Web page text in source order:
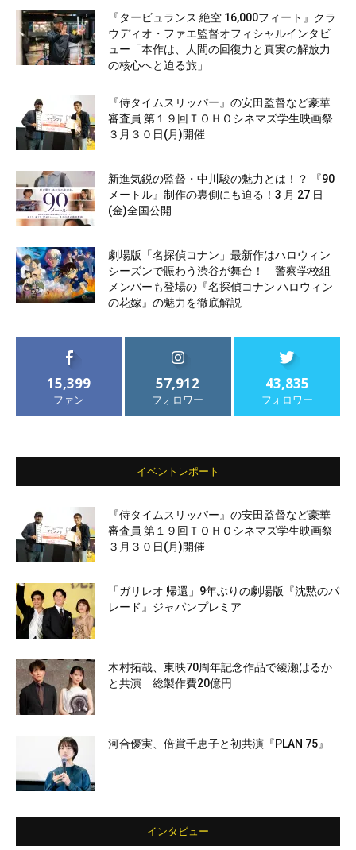
『タービュランス 絶空 16,000フィート』クラ
ウディオ・ファエ監督オフィシャルインタビ
ュー「本作は、人間の回復力と真実の解放力
の核心へと迫る旅」
『侍タイムスリッパー』の安田監督など豪華
審査員 第１９回ＴＯＨＯシネマズ学生映画祭
３月３０日(月)開催
新進気鋭の監督・中川駿の魅力とは！？ 『90
メートル』制作の裏側にも迫る！3 月 27 日
(金)全国公開
劇場版「名探偵コナン」最新作はハロウィン
シーズンで賑わう渋谷が舞台！ 警察学校組
メンバーも登場の『名探偵コナン ハロウィン
の花嫁』の魅力を徹底解説
15,399
ファン
57,912
フォロワー
43,835
フォロワー
イベントレポート
『侍タイムスリッパー』の安田監督など豪華
審査員 第１９回ＴＯＨＯシネマズ学生映画祭
３月３０日(月)開催
「ガリレオ 帰還」9年ぶりの劇場版『沈黙のパ
レード』ジャパンプレミア
木村拓哉、東映70周年記念作品で綾瀬はるか
と共演 総製作費20億円
河合優実、倍賞千恵子と初共演『PLAN 75』
インタビュー